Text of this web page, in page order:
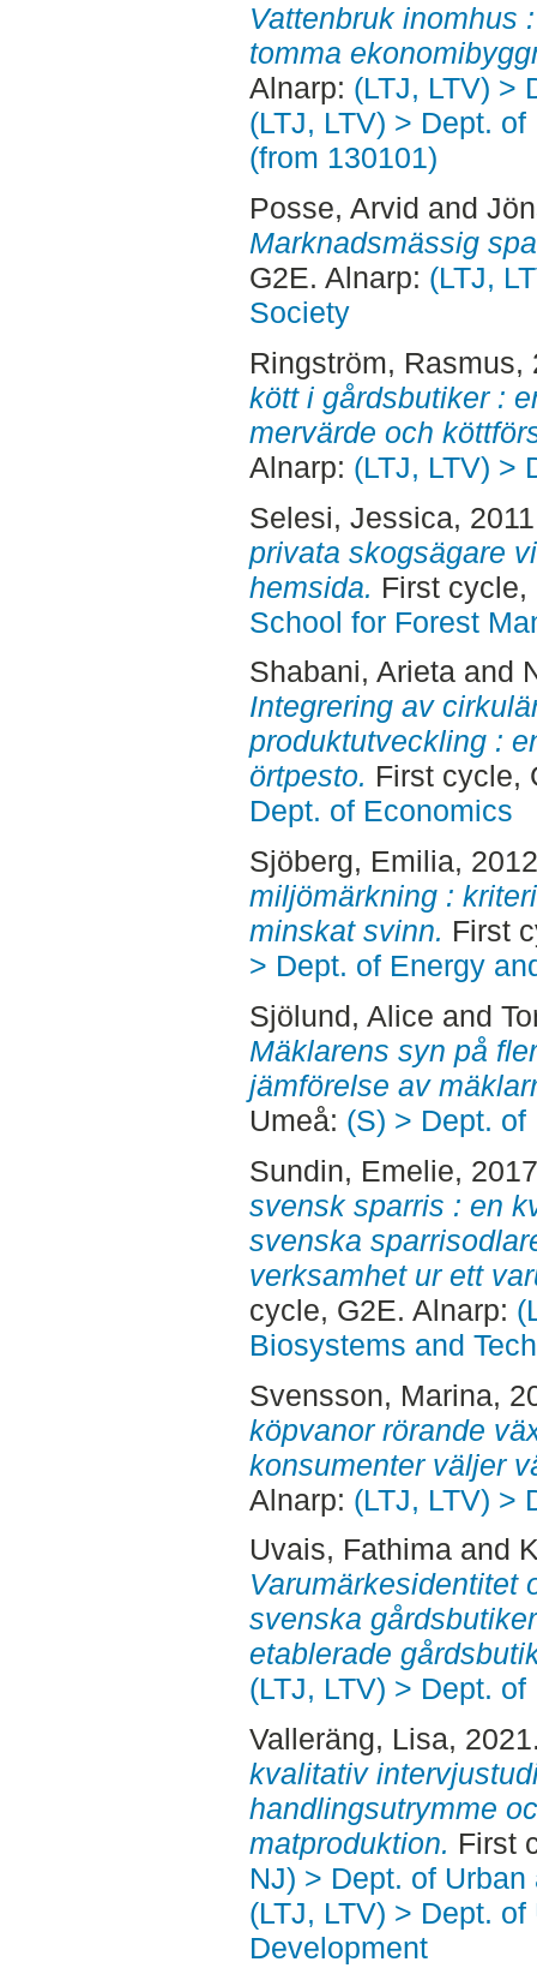
Vattenbruk inomhus
tomma
Alnarp: (LTJ, LTV) >
(LTJ, LTV) > Dept.
(from 130101)
Posse, Arvid and
Marknadsmässig
G2E. Alnarp: (LTJ,
Society
Ringström, Rasmus,
kött i gårdsbutiker :
mervärde och
Alnarp: (LTJ, LTV) >
Selesi, Jessica,
privata skogsägare
hemsida. First
School for Forest
Shabani, Arietaand
Integrering av
produktutveckling :
örtpesto. First cycle,
Dept. of Economics
Sjöberg, Emilia,
miljömärkning :
minskat svinn. First
> Dept. of Energy
Sjölund, Alice and
Mäklarens syn på
jämförelse av
Umeå: (S) > Dept.
Sundin, Emelie,
svensk sparris : en
svenska
verksamhet ur ett
cycle, G2E. Alnarp:
Biosystems and
Svensson, Marina,
köpvanor rörande
konsumenter väljer
Alnarp: (LTJ, LTV) >
Uvais, Fathimaand
Varumärkesidentitet
svenska
etablerade
(LTJ, LTV) > Dept.
Valleräng, Lisa,
kvalitativ
handlingsutrymme
matproduktion. First
NJ) > Dept. of
(LTJ, LTV) > Dept.
Development